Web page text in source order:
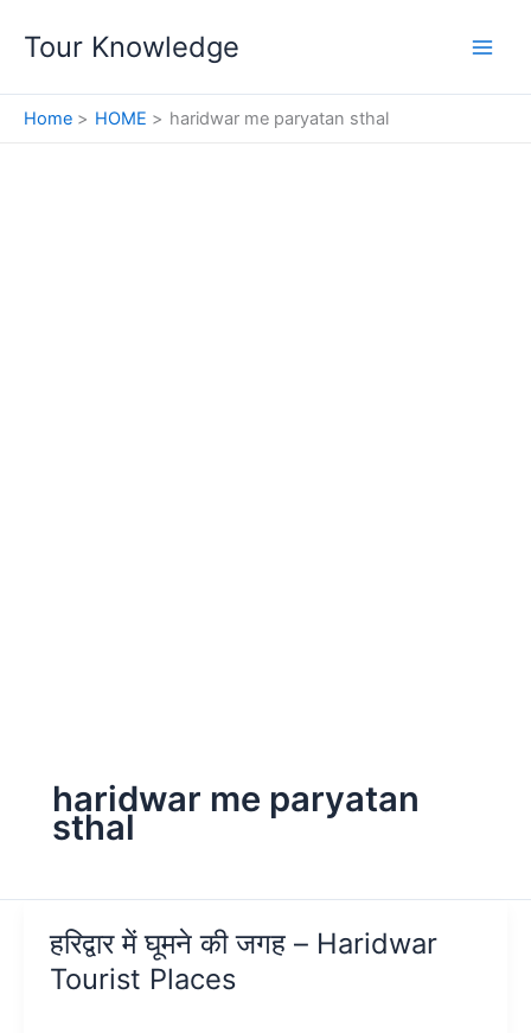
Tour Knowledge
Home HOME haridwar me paryatan sthal
haridwar me paryatan
sthal
हरिद्वार में घूमने की जगह – Haridwar
Tourist Places